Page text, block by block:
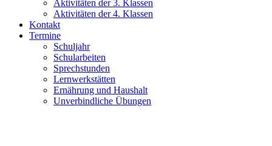
Aktivitäten der 3. Klassen
Aktivitäten der 4. Klassen
Kontakt
Termine
Schuljahr
Schularbeiten
Sprechstunden
Lernwerkstätten
Ernährung und Haushalt
Unverbindliche Übungen